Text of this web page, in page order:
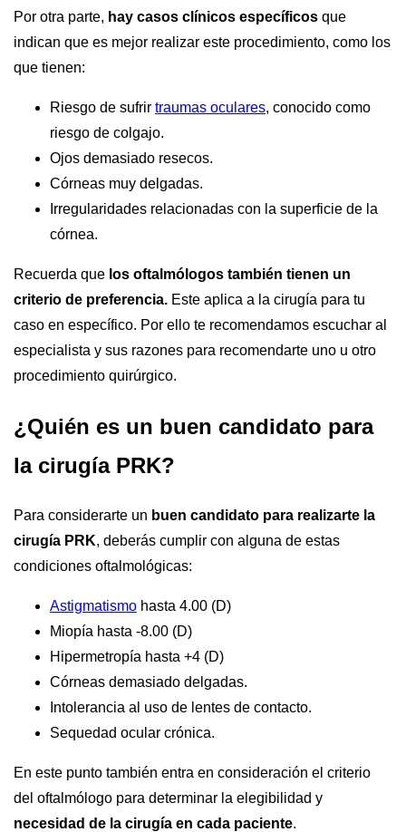
Por otra parte, hay casos clínicos específicos que
indican que es mejor realizar este procedimiento, como los
que tienen:
Riesgo de sufrir traumas oculares, conocido como
riesgo de colgajo.
Ojos demasiado resecos.
Córneas muy delgadas.
Irregularidades relacionadas con la superficie de la
córnea.
Recuerda que los oftalmólogos también tienen un
criterio de preferencia. Este aplica a la cirugía para tu
caso en específico. Por ello te recomendamos escuchar al
especialista y sus razones para recomendarte uno u otro
procedimiento quirúrgico.
¿Quién es un buen candidato para
la cirugía PRK?
Para considerarte un buen candidato para realizarte la
cirugía PRK, deberás cumplir con alguna de estas
condiciones oftalmológicas:
Astigmatismo hasta 4.00 (D)
Miopía hasta -8.00 (D)
Hipermetropía hasta +4 (D)
Córneas demasiado delgadas.
Intolerancia al uso de lentes de contacto.
Sequedad ocular crónica.
En este punto también entra en consideración el criterio
del oftalmólogo para determinar la elegibilidad y
necesidad de la cirugía en cada paciente.